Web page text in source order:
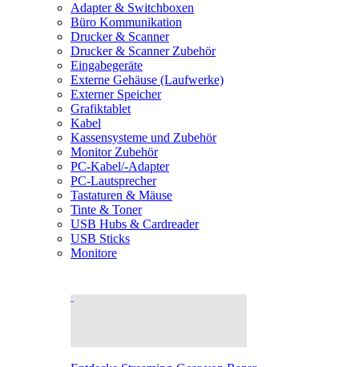
Adapter & Switchboxen
Büro Kommunikation
Drucker & Scanner
Drucker & Scanner Zubehör
Eingabegeräte
Externe Gehäuse (Laufwerke)
Externer Speicher
Grafiktablet
Kabel
Kassensysteme und Zubehör
Monitor Zubehör
PC-Kabel/-Adapter
PC-Lautsprecher
Tastaturen & Mäuse
Tinte & Toner
USB Hubs & Cardreader
USB Sticks
Monitore